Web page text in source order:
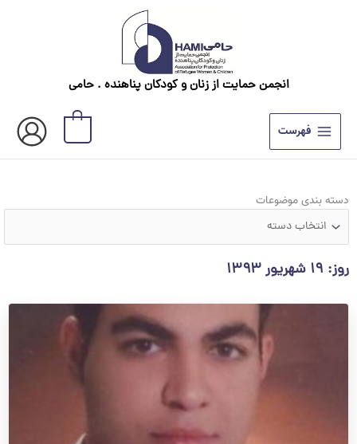
انجمن حمایت از زنان و کودکان پناهنده . حامی
فهرست
دسته بندی موضوعات
دسته
موضوعات
روز: ۱۹ شهریور ۱۳۹۳